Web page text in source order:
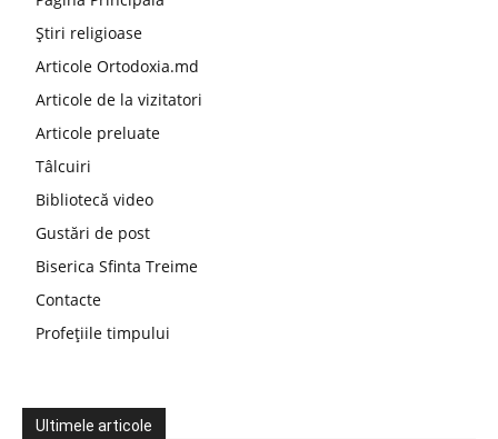
Știri religioase
Articole Ortodoxia.md
Articole de la vizitatori
Articole preluate
Tâlcuiri
Bibliotecă video
Gustări de post
Biserica Sfinta Treime
Contacte
Profețiile timpului
Ultimele articole